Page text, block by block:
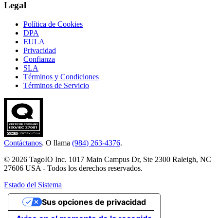
Legal
Política de Cookies
DPA
EULA
Privacidad
Confianza
SLA
Términos y Condiciones
Términos de Servicio
Contáctanos. O llama (984) 263-4376.
© 2026 TagoIO Inc. 1017 Main Campus Dr, Ste 2300 Raleigh, NC
27606 USA - Todos los derechos reservados.
Estado del Sistema
Sus opciones de privacidad